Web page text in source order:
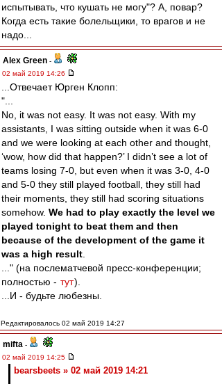
испытывать, что кушать не могу"? А, повар?
Когда есть такие болельщики, то врагов и не
надо...
Alex Green -
02 май 2019 14:26
...Отвечает Юрген Клопп:
"...
No, it was not easy. It was not easy. With my
assistants, I was sitting outside when it was 6-0
and we were looking at each other and thought,
‘wow, how did that happen?’ I didn’t see a lot of
teams losing 7-0, but even when it was 3-0, 4-0
and 5-0 they still played football, they still had
their moments, they still had scoring situations
somehow. We had to play exactly the level we
played tonight to beat them and then
because of the development of the game it
was a high result
..." (на послематчевой пресс-конференции;
полностью - тут).
...И - будьте любезны.
Редактировалось 02 май 2019 14:27
mifta -
02 май 2019 14:25
bearsbeets » 02 май 2019 14:21